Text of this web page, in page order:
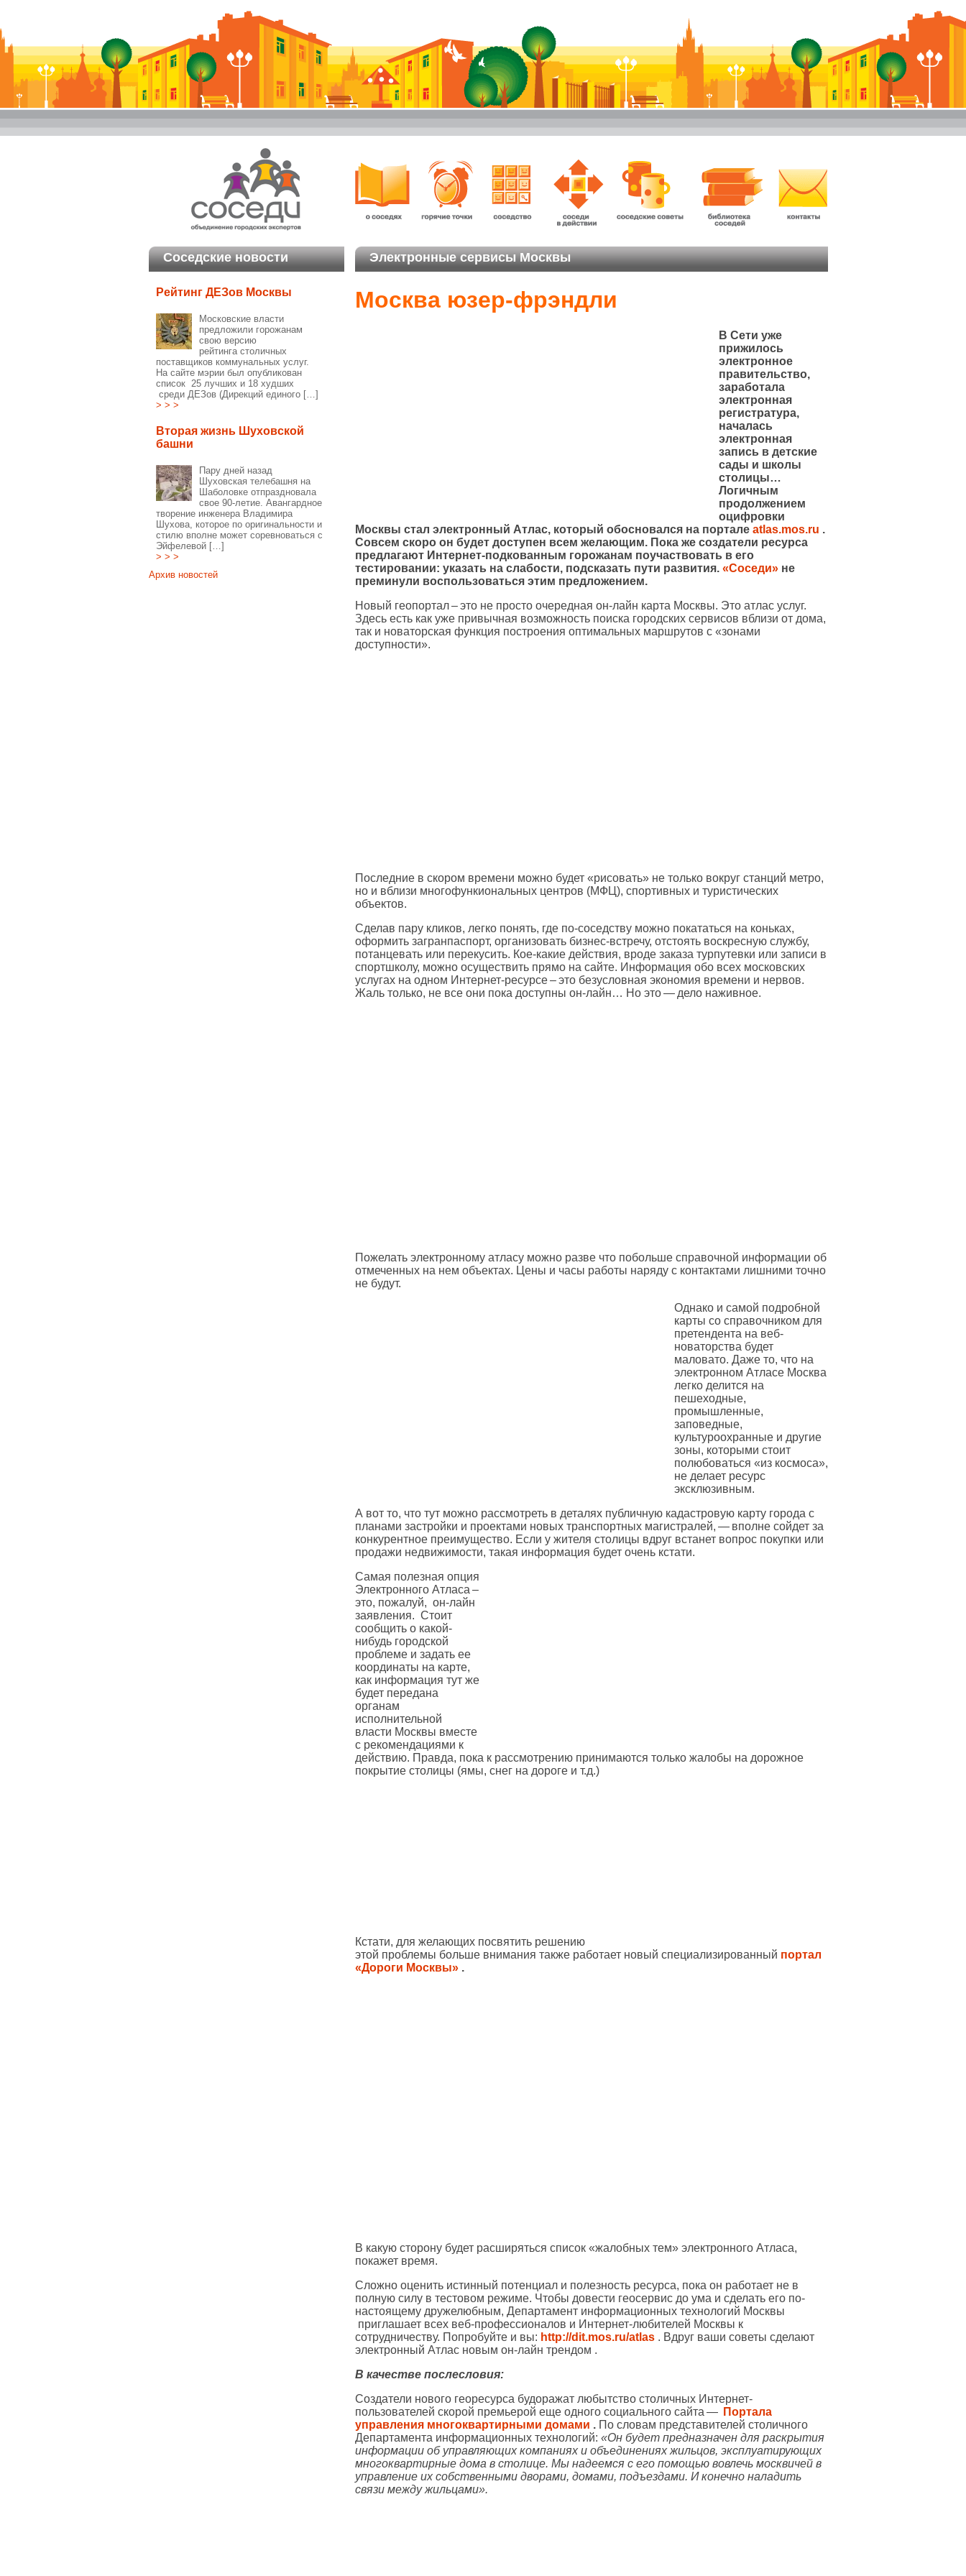
Соседские новости
Рейтинг ДЕЗов Москвы
Московские власти
предложили горожанам
свою версию
рейтинга столичных
поставщиков коммунальных услуг.
На сайте мэрии был опубликован
список 25 лучших и 18 худших
среди ДЕЗов (Дирекций единого […]
> > >
Вторая жизнь Шуховской
башни
Пару дней назад
Шуховская телебашня на
Шаболовке отпраздновала
свое 90-летие. Авангардное
творение инженера Владимира
Шухова, которое по оригинальности и
стилю вполне может соревноваться с
Эйфелевой […]
> > >
Архив новостей
Электронные сервисы Москвы
Москва юзер-фрэндли
В Сети уже
прижилось
электронное
правительство,
заработала
электронная
регистратура,
началась
электронная
запись в детские
сады и школы
столицы…
Логичным
продолжением
оцифровки
Москвы стал электронный Атлас, который обосновался на портале atlas.mos.ru .
Совсем скоро он будет доступен всем желающим. Пока же создатели ресурса
предлагают Интернет-подкованным горожанам поучаствовать в его
тестировании: указать на слабости, подсказать пути развития. «Соседи» не
преминули воспользоваться этим предложением.
Новый геопортал – это не просто очередная он-лайн карта Москвы. Это атлас услуг.
Здесь есть как уже привычная возможность поиска городских сервисов вблизи от дома,
так и новаторская функция построения оптимальных маршрутов с «зонами
доступности».
Последние в скором времени можно будет «рисовать» не только вокруг станций метро,
но и вблизи многофункиональных центров (МФЦ), спортивных и туристических
объектов.
Сделав пару кликов, легко понять, где по-соседству можно покататься на коньках,
оформить загранпаспорт, организовать бизнес-встречу, отстоять воскресную службу,
потанцевать или перекусить. Кое-какие действия, вроде заказа турпутевки или записи в
спортшколу, можно осуществить прямо на сайте. Информация обо всех московских
услугах на одном Интернет-ресурсе – это безусловная экономия времени и нервов.
Жаль только, не все они пока доступны он-лайн… Но это — дело наживное.
Пожелать электронному атласу можно разве что побольше справочной информации об
отмеченных на нем объектах. Цены и часы работы наряду с контактами лишними точно
не будут.
Однако и самой подробной
карты со справочником для
претендента на веб-
новаторства будет
маловато. Даже то, что на
электронном Атласе Москва
легко делится на
пешеходные,
промышленные,
заповедные,
культуроохранные и другие
зоны, которыми стоит
полюбоваться «из космоса»,
не делает ресурс
эксклюзивным.
А вот то, что тут можно рассмотреть в деталях публичную кадастровую карту города с
планами застройки и проектами новых транспортных магистралей, — вполне сойдет за
конкурентное преимущество. Если у жителя столицы вдруг встанет вопрос покупки или
продажи недвижимости, такая информация будет очень кстати.
Самая полезная опция
Электронного Атласа –
это, пожалуй, он-лайн
заявления. Стоит
сообщить о какой-
нибудь городской
проблеме и задать ее
координаты на карте,
как информация тут же
будет передана
органам
исполнительной
власти Москвы вместе
с рекомендациями к
действию. Правда, пока к рассмотрению принимаются только жалобы на дорожное
покрытие столицы (ямы, снег на дороге и т.д.)
Кстати, для желающих посвятить решению
этой проблемы больше внимания также работает новый специализированный портал
«Дороги Москвы» .
В какую сторону будет расширяться список «жалобных тем» электронного Атласа,
покажет время.
Сложно оценить истинный потенциал и полезность ресурса, пока он работает не в
полную силу в тестовом режиме. Чтобы довести геосервис до ума и сделать его по-
настоящему дружелюбным, Департамент информационных технологий Москвы
приглашает всех веб-профессионалов и Интернет-любителей Москвы к
сотрудничеству. Попробуйте и вы: http://dit.mos.ru/atlas . Вдруг ваши советы сделают
электронный Атлас новым он-лайн трендом .
В качестве послесловия:
Создатели нового георесурса будоражат любытство столичных Интернет-
пользователей скорой премьерой еще одного социального сайта — Портала
управления многоквартирными домами . По словам представителей столичного
Департамента информационных технологий: «Он будет предназначен для раскрытия
информации об управляющих компаниях и объединениях жильцов, эксплуатирующих
многоквартирные дома в столице. Мы надеемся с его помощью вовлечь москвичей в
управление их собственными дворами, домами, подъездами. И конечно наладить
связи между жильцами».